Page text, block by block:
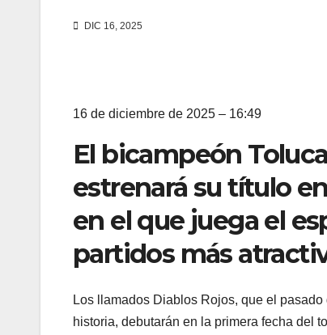
DIC 16, 2025
16 de diciembre de 2025 – 16:49
El bicampeón
estrenará su título
en el que juega el
partidos más
Los llamados Diablos Rojos, que el
historia, debutarán en la primera fecha del